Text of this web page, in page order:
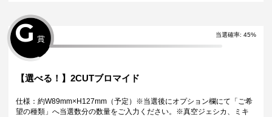
当選確率: 45%
G 賞
【選べる！】2CUTブロマイド
仕様：約W89mm×H127mm（予定）※当選後にオプション欄にて「ご希
望の種類」へ当選数分の数量をご入力ください。※真空ジェシカ、ミキ